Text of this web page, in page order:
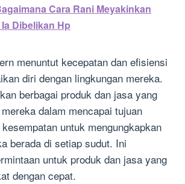
Cara Rani Meyakinkan
Dibelikan Hp
menuntut kecepatan dan efisiensi
diri dengan lingkungan mereka.
berbagai produk dan jasa yang
dalam mencapai tujuan
untuk mengungkapkan
berada di setiap sudut. Ini
untuk produk dan jasa yang
dengan cepat.